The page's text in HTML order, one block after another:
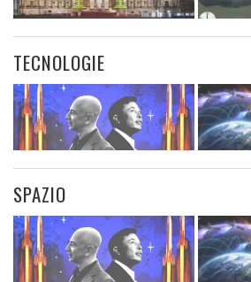
TECNOLOGIE
SPAZIO